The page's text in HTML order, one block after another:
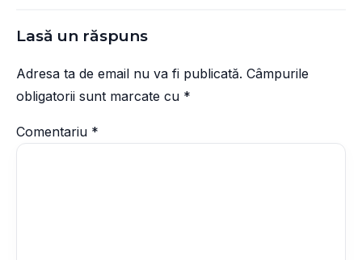
Lasă un răspuns
Adresa ta de email nu va fi publicată. Câmpurile
obligatorii sunt marcate cu *
Comentariu *